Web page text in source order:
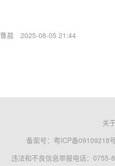
曹晨 2025-08-05 21:44
关
备案号： 粤ICP备09109218
违法和不良信息举报电话：0755-